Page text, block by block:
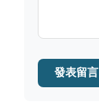
發表留言